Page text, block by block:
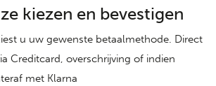
kiezen en bevestigen
u uw gewenste betaalmethode. Direct
Creditcard, overschrijving of indien
met Klarna